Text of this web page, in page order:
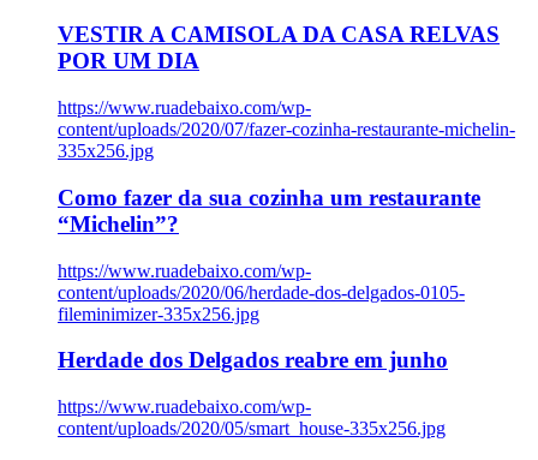
VESTIR A CAMISOLA DA CASA RELVAS
POR UM DIA
https://www.ruadebaixo.com/wp-
content/uploads/2020/07/fazer-cozinha-restaurante-michelin-
335x256.jpg
Como fazer da sua cozinha um restaurante
“Michelin”?
https://www.ruadebaixo.com/wp-
content/uploads/2020/06/herdade-dos-delgados-0105-
fileminimizer-335x256.jpg
Herdade dos Delgados reabre em junho
https://www.ruadebaixo.com/wp-
content/uploads/2020/05/smart_house-335x256.jpg